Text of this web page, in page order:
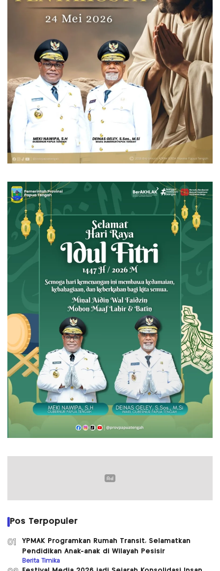
Pos Terpopuler
01
YPMAK Programkan Rumah Transit, Selamatkan
Pendidikan Anak-anak di Wilayah Pesisir
Berita Timika